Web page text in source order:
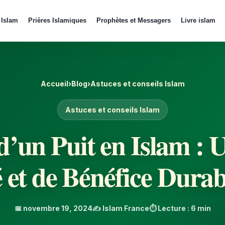
Islam Prières Islamiques Prophètes et Messagers Livre islam
Accueil›Blog›Astuces et conseils Islam
Astuces et conseils Islam
Puit en Islam :
de Bénéfice
📅 novembre 19, 2024✍️ Islam France⏱️ Lecture : 6 min